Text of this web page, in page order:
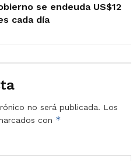
se endeuda US$12
cada día
no será publicada. Los
con *